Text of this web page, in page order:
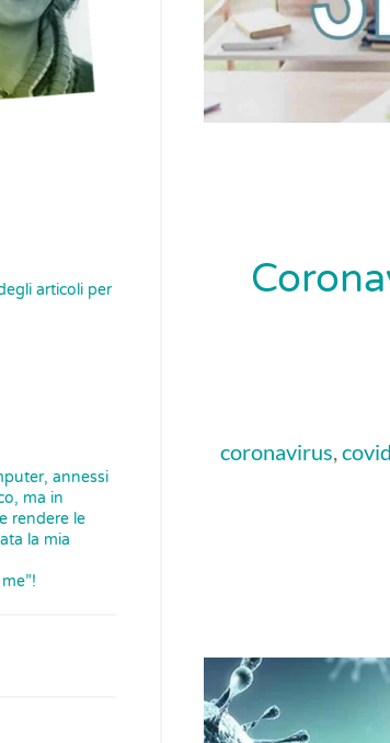
coronavirus,covid
articoli per
annessi
ma in
rendere le
la mia